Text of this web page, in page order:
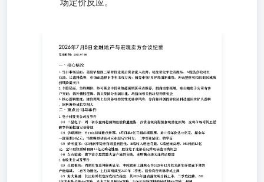
股早盘因三星财报走弱后资金流入改善、尾盘量化平仓有抛
压，A股热点轮动至石油、长鑫科技等，市场正选择下半年
主攻方向；债券市场7月评级更新密集，冲击整体可控但弱
区域城投风险需关注 2. 个股层面，华峰测控、妙可蓝多中
报业绩超预期获重点推荐，招商南华预增，东山精密子公司
有客户突破；海外猪股逻辑、海大集团分拆国际化，均指向
相关板块结构性机会 3. 核心逻辑维度，猪价周期上行具备
可持续性无脉冲风险，券商靠科创投资验证科技强国卖铲人
逻辑，饲料海外成长空间大 二、重点公司与事件 1.电子科
技类公司及事件（1）三星电子：周二初步盈利超预期但股
价遭抛售，投资者倾向提前套现消化预期，反映市场对其里